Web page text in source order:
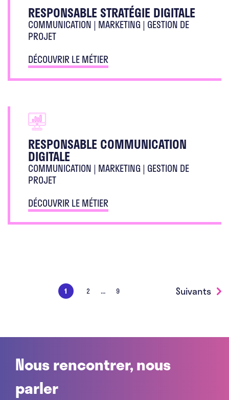
RESPONSABLE STRATÉGIE DIGITALE
COMMUNICATION | MARKETING | GESTION DE
PROJET
DÉCOUVRIR LE MÉTIER
RESPONSABLE COMMUNICATION
DIGITALE
COMMUNICATION | MARKETING | GESTION DE
PROJET
DÉCOUVRIR LE MÉTIER
1 2 … 9 Suivants
Nous rencontrer, nous
parler